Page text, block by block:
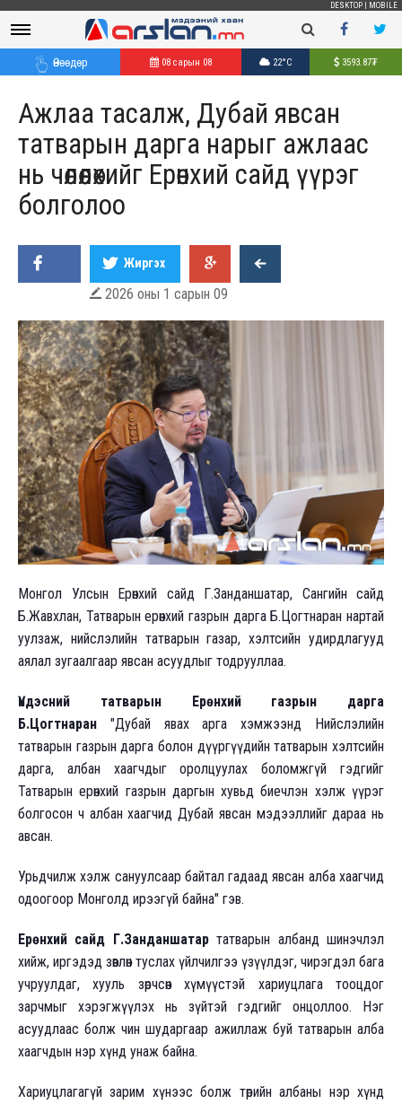
DESKTOP MOBILE
Өнөөдөр 08 сарын 08 22°C 3593.87₮
Ажлаа тасалж, Дубай явсан
татварын дарга нарыг ажлаас
нь чөлөөлөхийг Ерөнхий сайд үүрэг
болголоо
Жиргэх
 2026 оны 1 сарын 09
Монгол Улсын Ерөнхий сайд Г.Занданшатар, Сангийн сайд
Б.Жавхлан, Татварын ерөнхий газрын дарга Б.Цогтнаран нартай
уулзаж, нийслэлийн татварын газар, хэлтсийн удирдлагууд
аялал зугаалгаар явсан асуудлыг тодрууллаа.
Үндэсний татварын Ерөнхий газрын дарга
Б.Цогтнаран "Дубай явах арга хэмжээнд Нийслэлийн
татварын газрын дарга болон дүүргүүдийн татварын хэлтсийн
дарга, албан хаагчдыг оролцуулах боломжгүй гэдгийг
Татварын ерөнхий газрын даргын хувьд биечлэн хэлж үүрэг
болгосон ч албан хаагчид Дубай явсан мэдээллийг дараа нь
авсан.
Урьдчилж хэлж сануулсаар байтал гадаад явсан алба хаагчид
одоогоор Монголд ирээгүй байна" гэв.
Ерөнхий сайд Г.Занданшатартатварын албанд шинэчлэл
хийж, иргэдэд зөвлөн туслах үйлчилгээ үзүүлдэг, чирэгдэл бага
учруулдаг, хууль зөрчсөн хүмүүстэй хариуцлага тооцдог
зарчмыг хэрэгжүүлэх нь зүйтэй гэдгийг онцоллоо. Нэг
асуудлаас болж чин шударгаар ажиллаж буй татварын алба
хаагчдын нэр хүнд унаж байна.
Хариуцлагагүй зарим хүнээс болж төрийн албаны нэр хүнд